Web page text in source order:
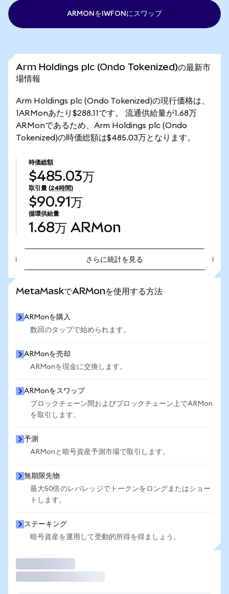
ARMONをIWFONにスワップ
Arm Holdings plc (Ondo Tokenized)の最新市
場情報
Arm Holdings plc (Ondo Tokenized)の現行価格は、
1ARMonあたり$288.11です。 流通供給量が1.68万
ARMonであるため、Arm Holdings plc (Ondo
Tokenized)の時価総額は$485.03万となります。
時価総額
$485.03万
取引量 (24時間)
$90.91万
循環供給量
1.68万 ARMon
さらに統計を見る
MetaMaskでARMonを使用する方法
ARMonを購入
数回のタップで始められます。
ARMonを売却
ARMonを現金に交換します。
ARMonをスワップ
ブロックチェーン間およびブロックチェーン上でARMon
を取引します。
予測
ARMonと暗号資産予測市場で取引します。
無期限先物
最大50倍のレバレッジでトークンをロングまたはショー
トします。
ステーキング
暗号資産を運用して受動的所得を得ましょう。